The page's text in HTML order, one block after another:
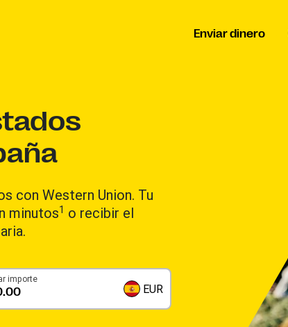
Enviar dinero
con Western Union. Tu
minutos1 o recibir el
importe
EUR